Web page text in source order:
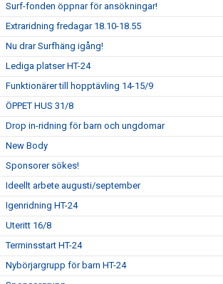
Surf-fonden öppnar för ansökningar!
Extraridning fredagar 18.10-18.55
Nu drar Surfhäng igång!
Lediga platser HT-24
Funktionärer till hopptävling 14-15/9
ÖPPET HUS 31/8
Drop in-ridning för barn och ungdomar
New Body
Sponsorer sökes!
Ideellt arbete augusti/september
Igenridning HT-24
Uteritt 16/8
Terminsstart HT-24
Nybörjargrupp för barn HT-24